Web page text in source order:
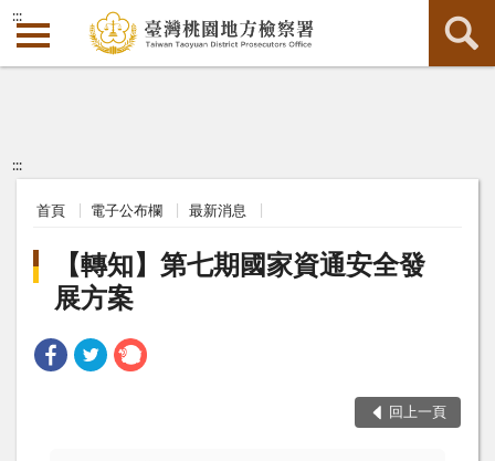
:::
:::
首頁 電子公布欄 最新消息
【轉知】第七期國家資通安全發
展方案
回上一頁